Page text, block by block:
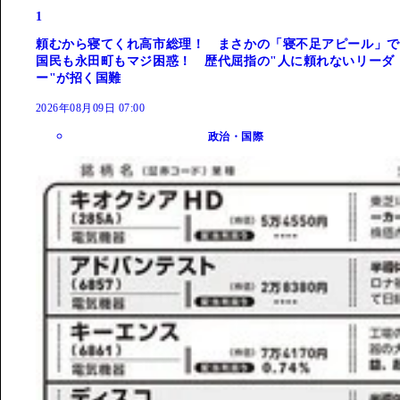
1
頼むから寝てくれ高市総理！ まさかの「寝不足アピール」で
国民も永田町もマジ困惑！ 歴代屈指の"人に頼れないリーダ
ー"が招く国難
2026年08月09日 07:00
政治・国際